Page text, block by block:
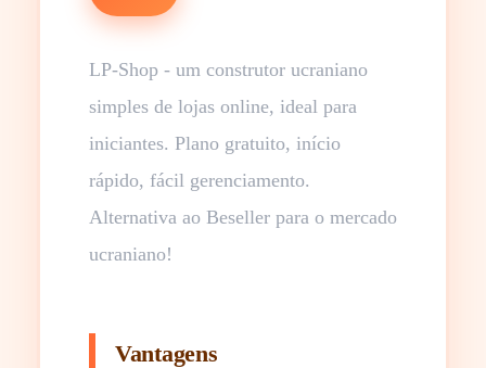
LP-Shop - um construtor ucraniano
simples de lojas online, ideal para
iniciantes. Plano gratuito, início
rápido, fácil gerenciamento.
Alternativa ao Beseller para o mercado
ucraniano!
Vantagens